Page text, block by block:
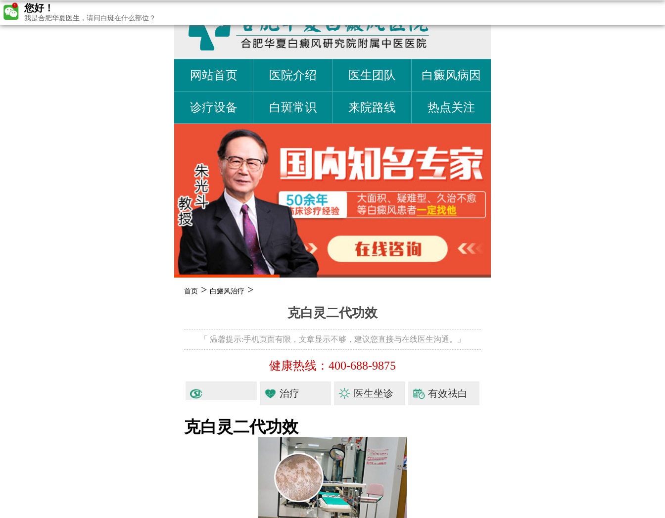
网站首页 医院介绍 医生团队 白癜风病因
诊疗设备 白斑常识 来院路线 热点关注
首页 > 白癜风治疗 >
克白灵二代功效
「 温馨提示:手机页面有限，文章显示不够，建议您直接与在线医生沟通。」
健康热线：400-688-9875
治疗 医生坐诊 有效祛白
克白灵二代功效
您好！
我是合肥华夏医生，请问白斑在什么部位？